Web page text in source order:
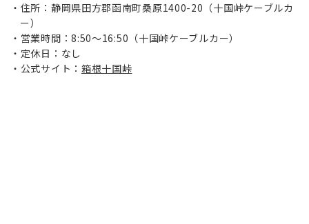
住所：静岡県田方郡函南町桑原1400-20（十国峠ケーブルカ
ー）
営業時間：8:50～16:50（十国峠ケーブルカー）
定休日：なし
公式サイト： 箱根十国峠